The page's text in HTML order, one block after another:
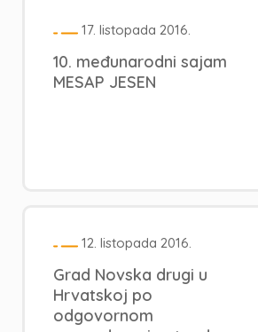
17. listopada 2016.
10. međunarodni sajam
MESAP JESEN
12. listopada 2016.
Grad Novska drugi u
Hrvatskoj po
odgovornom